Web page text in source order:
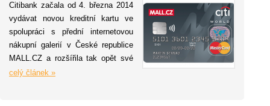
Citibank začala od 4. března 2014
vydávat novou kreditní kartu ve
spolupráci s přední internetovou
nákupní galerií v České republice
MALL.CZ a rozšířila tak opět své
dosavadní portfolio kreditních
celý článek »